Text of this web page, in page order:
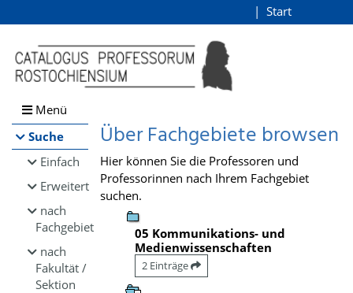
Browsen
direkt zum Inhalt
Start
Menü
Suche
Einfach
Erweitert
nach
Fachgebiet
nach
Fakultät /
Sektion
Über Fachgebiete browsen
Hier können Sie die Professoren und
Professorinnen nach Ihrem Fachgebiet
suchen.
05 Kommunikations- und
Medienwissenschaften
2 Einträge